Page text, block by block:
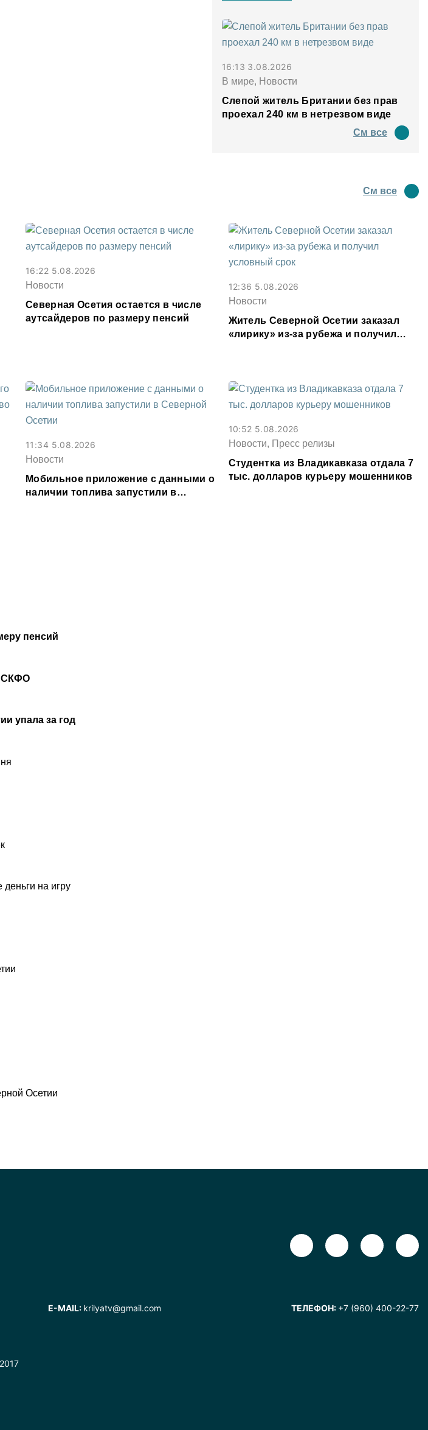
пенсий
СКФО
упала за год
на игру
Осетии
16:13 3.08.2026
В мире, Новости
Слепой житель Британии без прав
проехал 240 км в нетрезвом виде
См все
См все
16:22 5.08.2026
Новости
Северная Осетия остается в числе
аутсайдеров по размеру пенсий
12:36 5.08.2026
Новости
Житель Северной Осетии заказал
«лирику» из-за рубежа и получил
11:34 5.08.2026
Новости
Мобильное приложение с данными о
наличии топлива запустили в
10:52 5.08.2026
Новости, Пресс релизы
Студентка из Владикавказа отдала 7
тыс. долларов курьеру мошенников
E-MAIL: krilyatv@gmail.com ТЕЛЕФОН: +7 (960) 400-22-77